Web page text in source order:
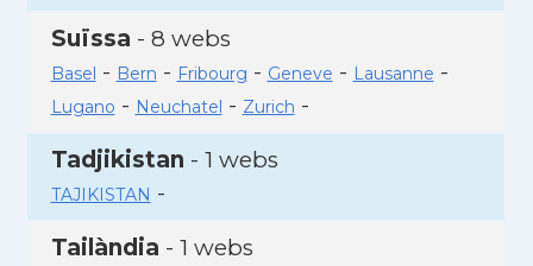
Suïssa - 8 webs
Basel - Bern - Fribourg - Geneve - Lausanne -
Lugano - Neuchatel - Zurich -
Tadjikistan - 1 webs
TAJIKISTAN -
Tailàndia - 1 webs